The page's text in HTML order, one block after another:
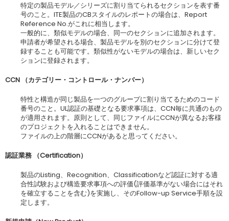
特定の製品モデル／シリーズに割り当てられるセクションを表す番
号のこと。ITE製品のCBスタイルのレポートの場合は、Report
Reference No.がこれに相当します。
一般的に、類似モデルの場合、同一のセクションに追加されます。
申請者が希望される場合、製品モデルを別のセクションに分けて登
録することも可能です。類似性がないモデルの場合は、新しいセク
ションに登録されます。
CCN （カテゴリー・コントロール・ナンバー）
特性と構造が同じ製品を一つのグループに割り当てるためのコード
番号のこと。UL認証の基礎となる要求事項は、CCN毎に共通のもの
が適用されます。原則として、同じファイルにCCNが異なるお客様
のプロジェクトを入れることはできません。
ファイルの上の階層にCCNがあると思ってください。
認証業務 （Certification）
製品のListing、Recognition、Classificationなど認証に対する適
合性試験および構造要求事項への評価(評価基準がない場合にはそれ
を確立することを含む)を実施し、そのFollow-up Service手順を設
定します。